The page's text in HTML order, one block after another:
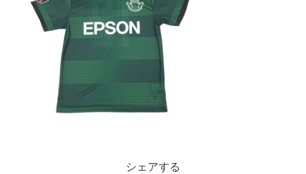
シェアする